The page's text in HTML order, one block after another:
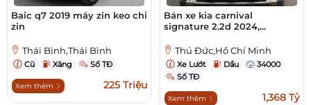
Baic q7 2019 máy zin keo chỉ
zin
Thái Bình,Thái Bình
Cũ Xăng Số TĐ
Xem thêm 225 Triệu
Bán xe kia carnival
signature 2.2d 2024,...
Thủ Đức,Hồ Chí Minh
Xe Lướt Dầu
34000
Số TĐ
Xem thêm 1,368 Tỷ